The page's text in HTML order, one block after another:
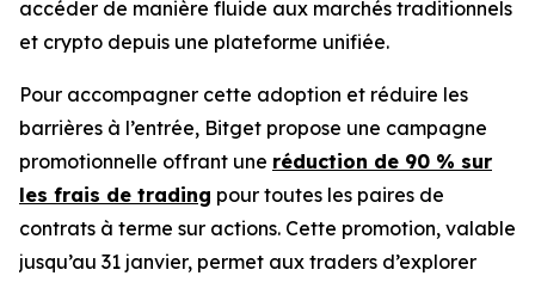
accéder de manière fluide aux marchés traditionnels
et crypto depuis une plateforme unifiée.
Pour accompagner cette adoption et réduire les
barrières à l’entrée, Bitget propose une campagne
promotionnelle offrant une réduction de 90 % sur
les frais de trading pour toutes les paires de
contrats à terme sur actions. Cette promotion, valable
jusqu’au 31 janvier, permet aux traders d’explorer